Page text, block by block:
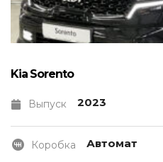
Kia Sorento
Выпуск 2023
Коробка Автомат